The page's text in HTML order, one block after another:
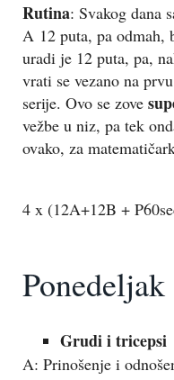
Rutina: Svakog dana
A 12 puta, pa odmah,
uradi je 12 puta, pa,
vrati se vezano na
serije. Ovo se zove
vežbe u niz, pa tek
ovako, za
4 x (12A+12B +
Ponedeljak
Grudi i tricepsi
A: Prinošenje i